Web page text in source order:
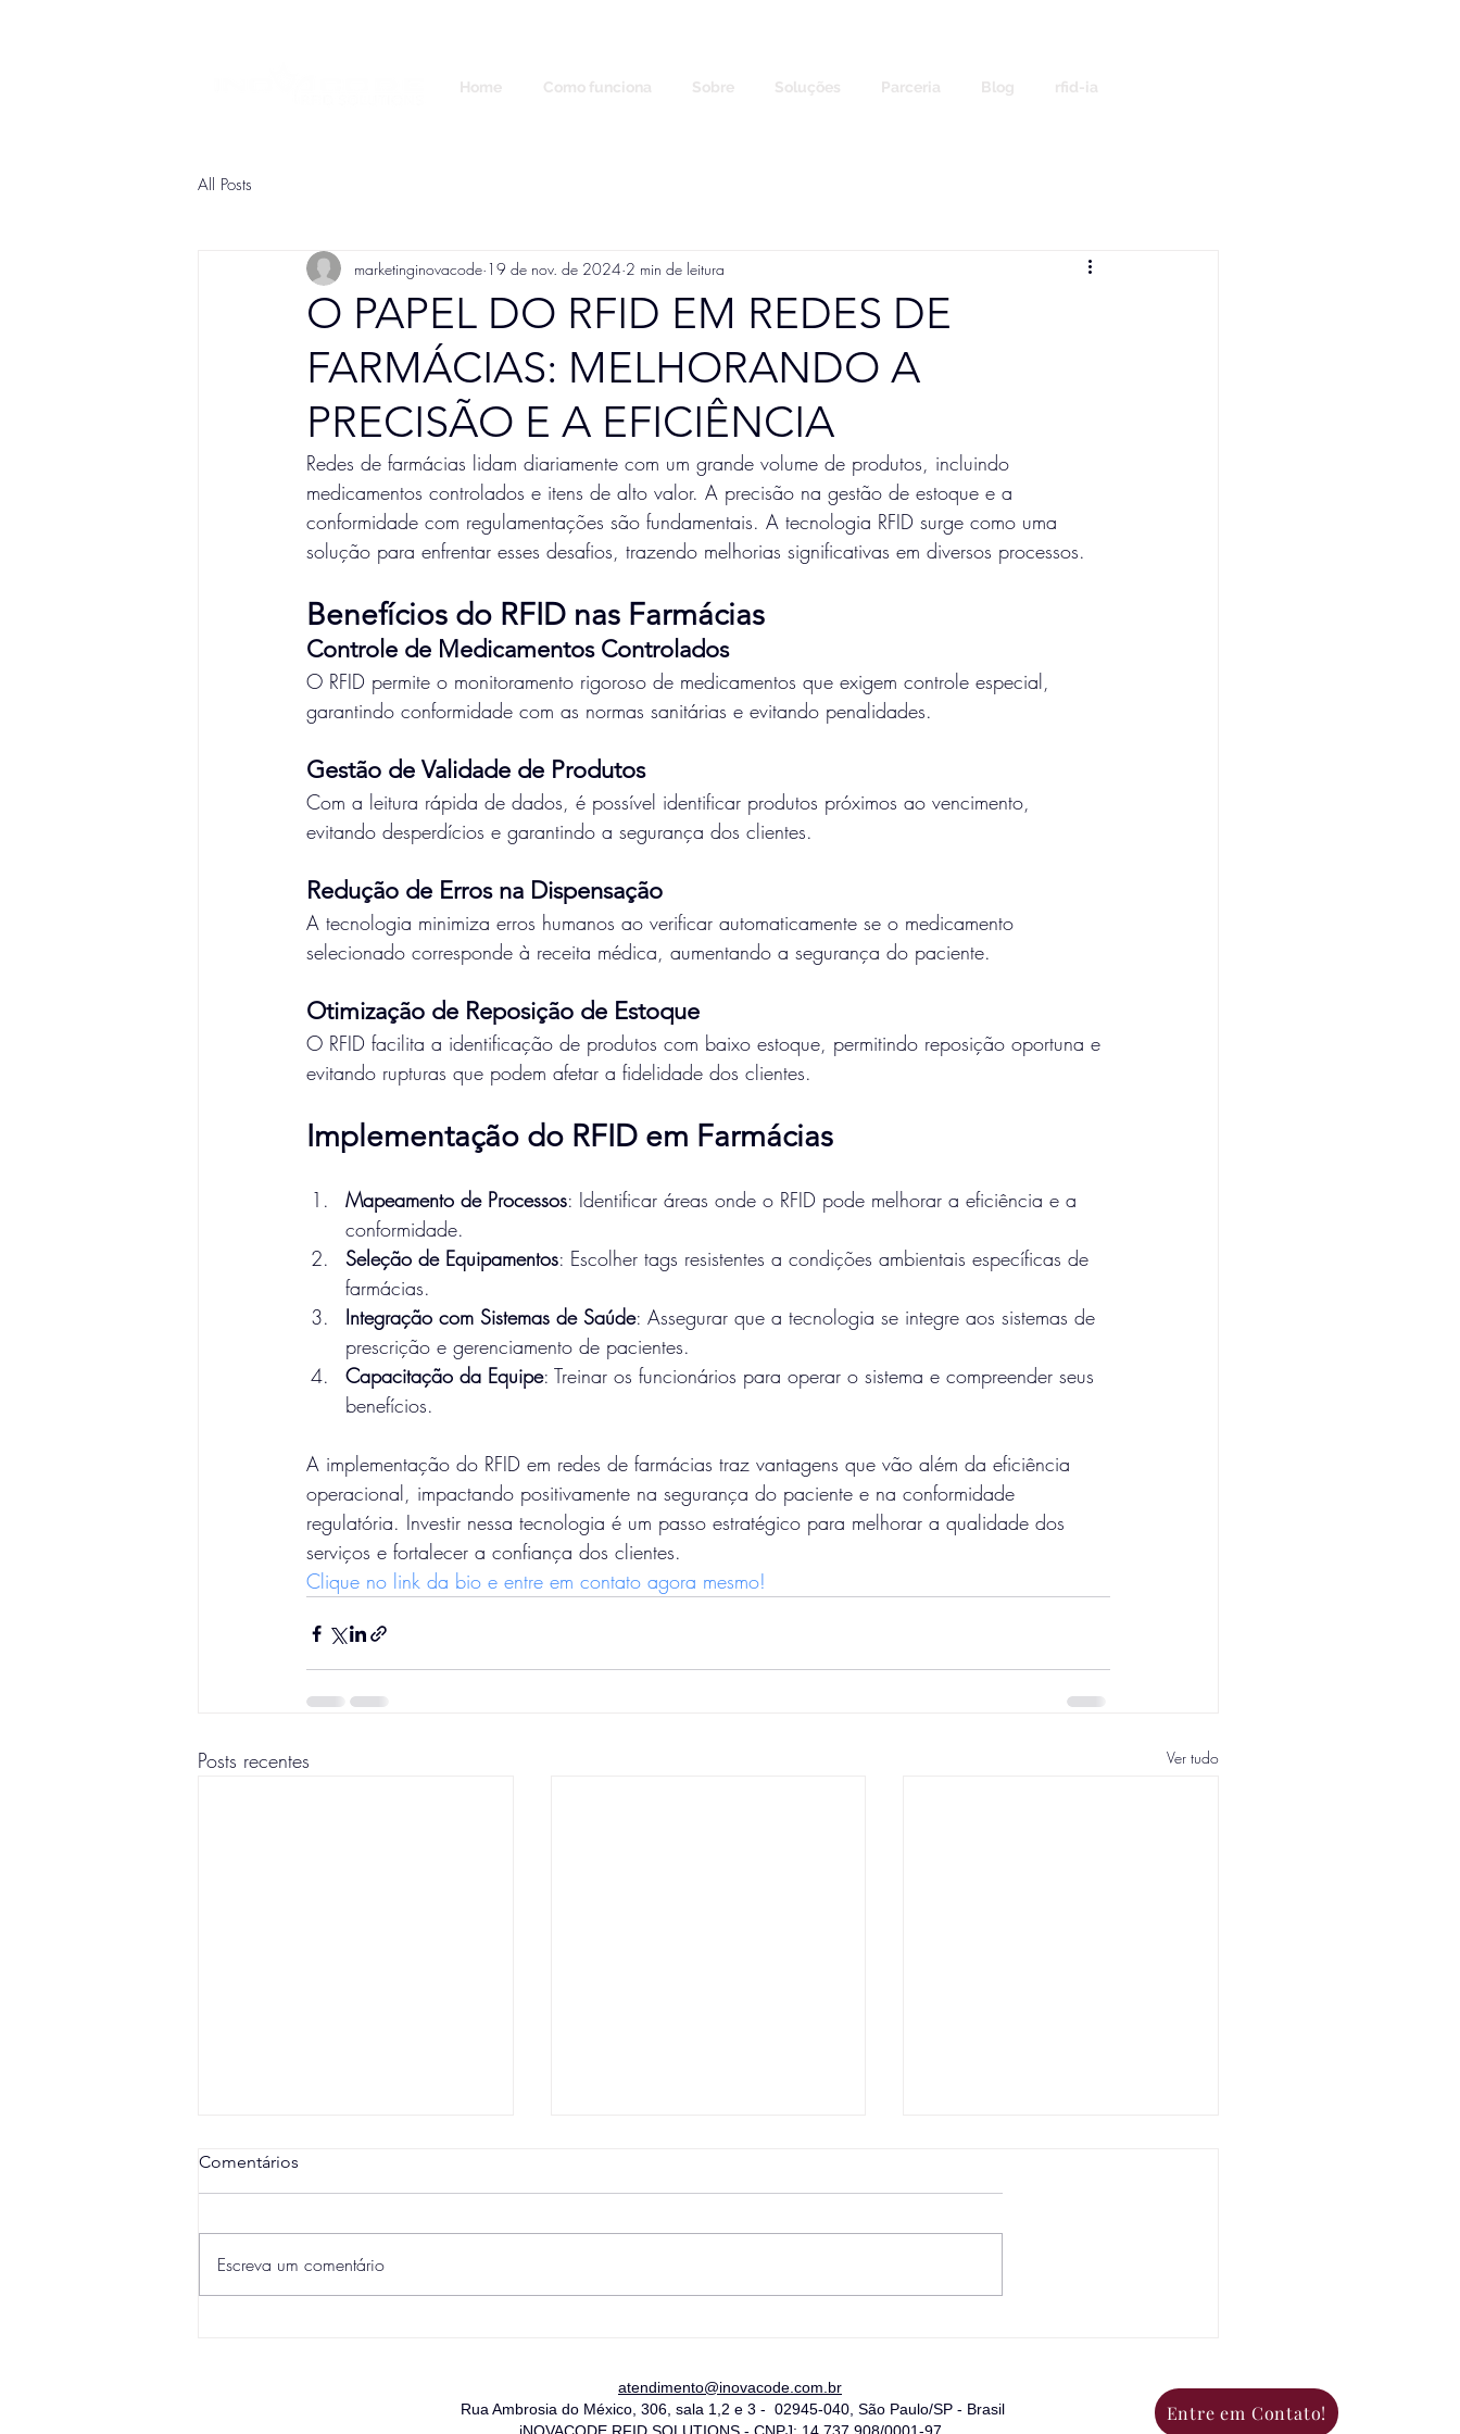
Home Como funciona Sobre Soluções Parceria Blog rfid-ia
All Posts
O PAPEL DO RFID EM REDES DE
FARMÁCIAS: MELHORANDO A
PRECISÃO E A EFICIÊNCIA
marketinginovacode 19 de nov. de 2024 2 min de leitura
Redes de farmácias lidam diariamente com um grande volume de produtos, incluindo
medicamentos controlados e itens de alto valor. A precisão na gestão de estoque e a
conformidade com regulamentações são fundamentais. A tecnologia RFID surge como uma
solução para enfrentar esses desafios, trazendo melhorias significativas em diversos processos.
Benefícios do RFID nas Farmácias
Controle de Medicamentos Controlados
O RFID permite o monitoramento rigoroso de medicamentos que exigem controle especial,
garantindo conformidade com as normas sanitárias e evitando penalidades.
Gestão de Validade de Produtos
Com a leitura rápida de dados, é possível identificar produtos próximos ao vencimento,
evitando desperdícios e garantindo a segurança dos clientes.
Redução de Erros na Dispensação
A tecnologia minimiza erros humanos ao verificar automaticamente se o medicamento
selecionado corresponde à receita médica, aumentando a segurança do paciente.
Otimização de Reposição de Estoque
O RFID facilita a identificação de produtos com baixo estoque, permitindo reposição oportuna e
evitando rupturas que podem afetar a fidelidade dos clientes.
Implementação do RFID em Farmácias
Mapeamento de Processos: Identificar áreas onde o RFID pode melhorar a eficiência e a
conformidade.
Seleção de Equipamentos: Escolher tags resistentes a condições ambientais específicas de
farmácias.
Integração com Sistemas de Saúde: Assegurar que a tecnologia se integre aos sistemas de
prescrição e gerenciamento de pacientes.
Capacitação da Equipe: Treinar os funcionários para operar o sistema e compreender seus
benefícios.
A implementação do RFID em redes de farmácias traz vantagens que vão além da eficiência
operacional, impactando positivamente na segurança do paciente e na conformidade
regulatória. Investir nessa tecnologia é um passo estratégico para melhorar a qualidade dos
serviços e fortalecer a confiança dos clientes.
Clique no link da bio e entre em contato agora mesmo!
Posts recentes Ver tudo
EMPRESA
Comentários
Escreva um comentário
Entre em Contato!
atendimento@inovacode.com.br
Rua Ambrosia do México, 306, sala 1,2 e 3 - 02945-040, São Paulo/SP - Brasil